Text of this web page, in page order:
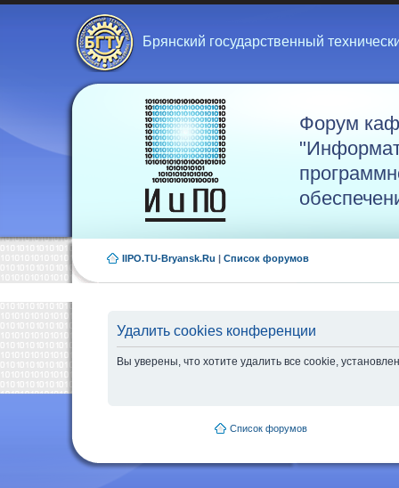
Брянский государственный
Форум
IIPO.TU-Bryansk.Ru | Список форумов
Удалить cookies конференции
Вы уверены, что хотите удалить все cookie,
Список форумов